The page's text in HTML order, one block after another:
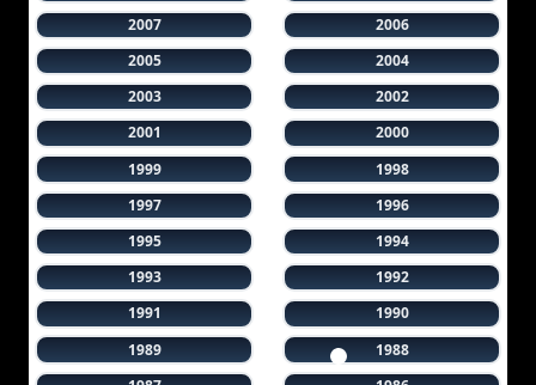
2007
2006
2005
2004
2003
2002
2001
2000
1999
1998
1997
1996
1995
1994
1993
1992
1991
1990
1989
1988